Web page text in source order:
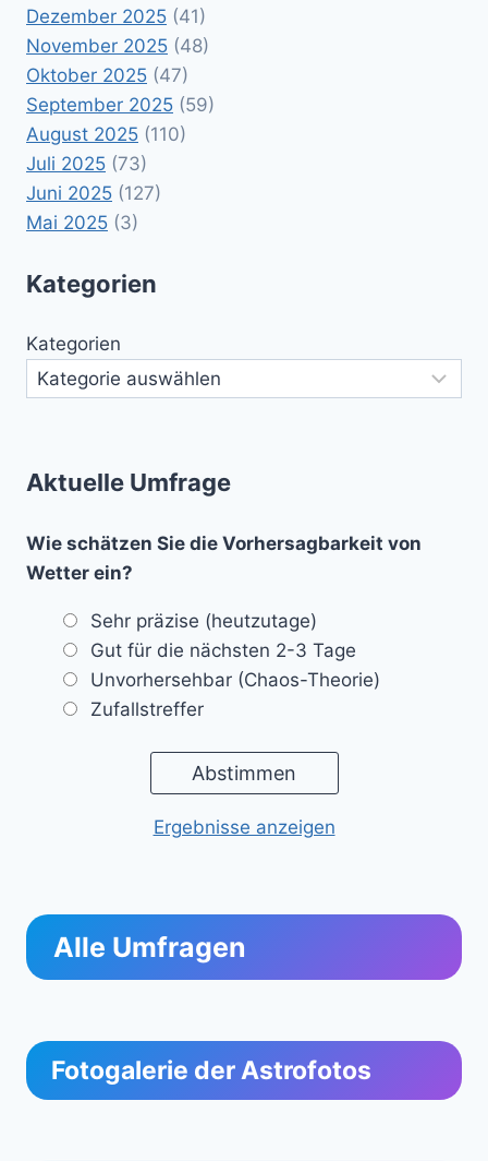
Dezember 2025 (41)
November 2025 (48)
Oktober 2025 (47)
September 2025 (59)
August 2025 (110)
Juli 2025 (73)
Juni 2025 (127)
Mai 2025 (3)
Kategorien
Kategorien
Aktuelle Umfrage
Wie schätzen Sie die Vorhersagbarkeit von
Wetter ein?
Sehr präzise (heutzutage)
Gut für die nächsten 2-3 Tage
Unvorhersehbar (Chaos-Theorie)
Zufallstreffer
Ergebnisse anzeigen
Alle Umfragen
Fotogalerie der Astrofotos